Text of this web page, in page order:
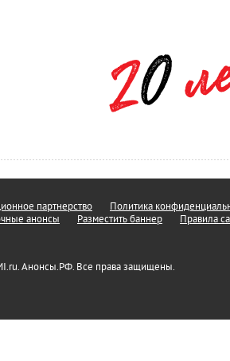
партнерство
Политика
анонсы Разместить баннер Правила
Анонсы.РФ. Все права защищены.